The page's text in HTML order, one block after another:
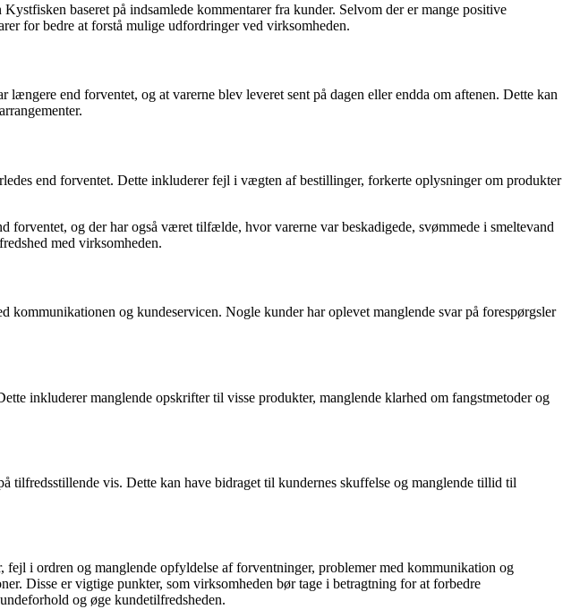
baseret på indsamlede kommentarer fra kunder. Selvom der er mange positive
for bedre at forstå mulige udfordringer ved virksomheden.
end forventet, og at varerne blev leveret sent på dagen eller endda om aftenen. Dette kan
end forventet. Dette inkluderer fejl i vægten af bestillinger, forkerte oplysninger om produkter
forventet, og der har også været tilfælde, hvor varerne var beskadigede, svømmede i smeltevand
med virksomheden.
og kundeservicen. Nogle kunder har oplevet manglende svar på forespørgsler
inkluderer manglende opskrifter til visse produkter, manglende klarhed om fangstmetoder og
tilfredsstillende vis. Dette kan have bidraget til kundernes skuffelse og manglende tillid til
i ordren og manglende opfyldelse af forventninger, problemer med kommunikation og
Disse er vigtige punkter, som virksomheden bør tage i betragtning for at forbedre
og øge kundetilfredsheden.